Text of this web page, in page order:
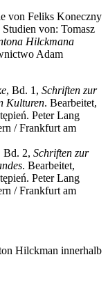
von Feliks Koneczny
von: Tomasz
Hilckmana
Adam
, Bd. 1, Schriften zur
Kulturen. Bearbeitet,
ępień. Peter Lang
/ Frankfurt am
Bd. 2, Schriften zur
. Bearbeitet,
ępień. Peter Lang
/ Frankfurt am
Hilckman innerhalb